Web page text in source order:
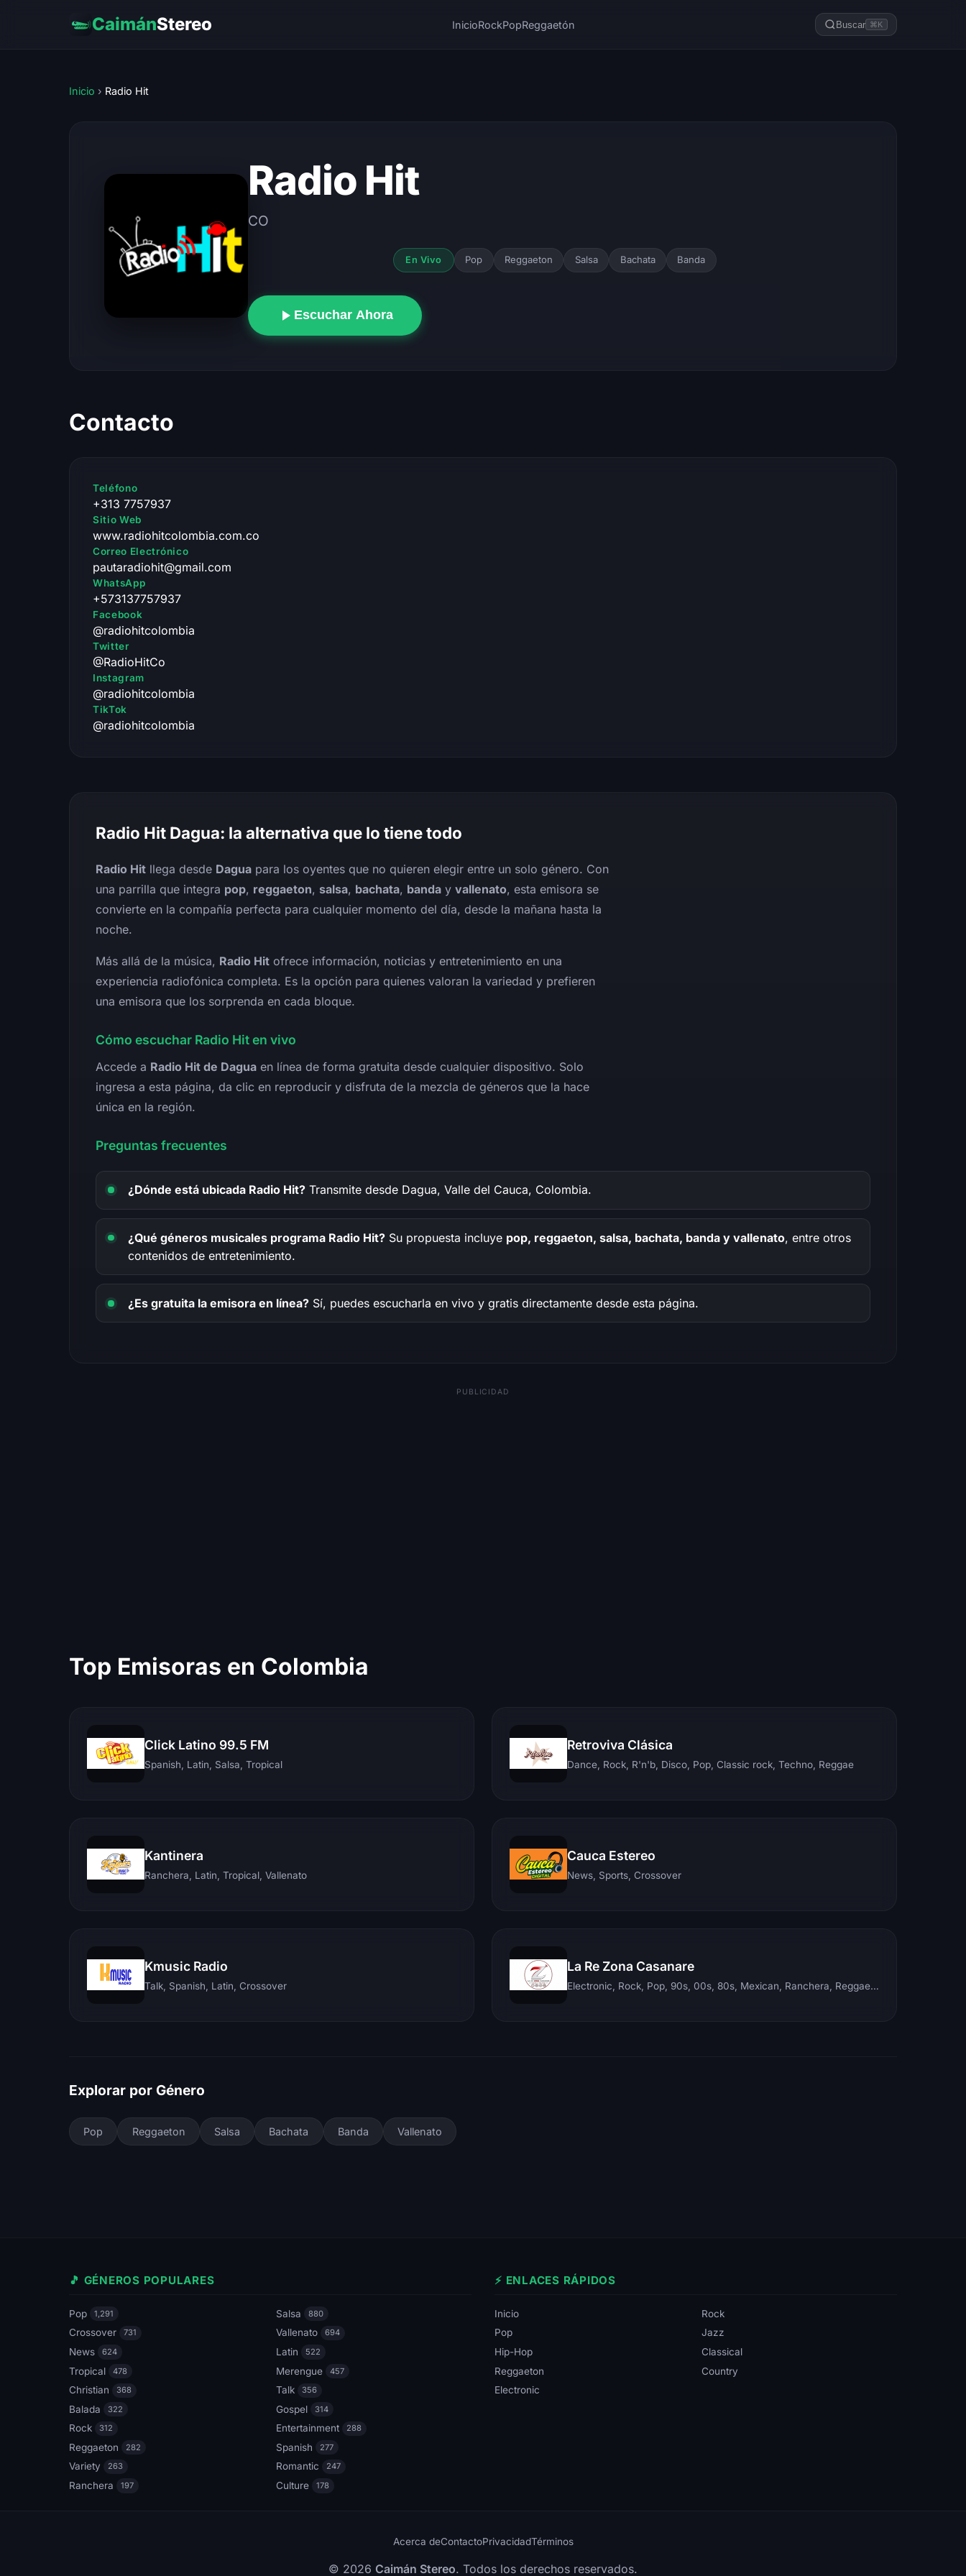
CaimánStereo InicioRockPopReggaetón Buscar ⌘K
Inicio › Radio Hit
Radio Hit
CO
En Vivo Pop Reggaeton Salsa Bachata Banda
Escuchar Ahora
Contacto
Teléfono
+313 7757937
Sitio Web
www.radiohitcolombia.com.co
Correo Electrónico
pautaradiohit@gmail.com
WhatsApp
+573137757937
Facebook
@radiohitcolombia
Twitter
@RadioHitCo
Instagram
@radiohitcolombia
TikTok
@radiohitcolombia
Radio Hit Dagua: la alternativa que lo tiene todo
Radio Hit llega desde Dagua para los oyentes que no quieren elegir entre un solo género. Con
una parrilla que integra pop, reggaeton, salsa, bachata, banda y vallenato, esta emisora se
convierte en la compañía perfecta para cualquier momento del día, desde la mañana hasta la
noche.
Más allá de la música, Radio Hit ofrece información, noticias y entretenimiento en una
experiencia radiofónica completa. Es la opción para quienes valoran la variedad y prefieren
una emisora que los sorprenda en cada bloque.
Cómo escuchar Radio Hit en vivo
Accede a Radio Hit de Dagua en línea de forma gratuita desde cualquier dispositivo. Solo
ingresa a esta página, da clic en reproducir y disfruta de la mezcla de géneros que la hace
única en la región.
Preguntas frecuentes
¿Dónde está ubicada Radio Hit? Transmite desde Dagua, Valle del Cauca, Colombia.
¿Qué géneros musicales programa Radio Hit? Su propuesta incluye pop, reggaeton, salsa, bachata, banda y vallenato, entre otros
contenidos de entretenimiento.
¿Es gratuita la emisora en línea? Sí, puedes escucharla en vivo y gratis directamente desde esta página.
PUBLICIDAD
Top Emisoras en Colombia
Click Latino 99.5 FM
Spanish, Latin, Salsa, Tropical
Retroviva Clásica
Dance, Rock, R'n'b, Disco, Pop, Classic rock, Techno, Reggae
Kantinera
Ranchera, Latin, Tropical, Vallenato
Cauca Estereo
News, Sports, Crossover
Kmusic Radio
Talk, Spanish, Latin, Crossover
La Re Zona Casanare
Electronic, Rock, Pop, 90s, 00s, 80s, Mexican, Ranchera, Reggaeton, Instrumental, Salsa, Merengue, Tropical, Romantic, Vallenato, Llanera
Explorar por Género
Pop Reggaeton Salsa Bachata Banda Vallenato
🎵 GÉNEROS POPULARES
Pop 1,291 Salsa 880
Crossover 731 Vallenato 694
News 624 Latin 522
Tropical 478 Merengue 457
Christian 368 Talk 356
Balada 322 Gospel 314
Rock 312 Entertainment 288
Reggaeton 282 Spanish 277
Variety 263 Romantic 247
Ranchera 197 Culture 178
⚡ ENLACES RÁPIDOS
Inicio
Rock
Pop
Jazz
Hip-Hop
Classical
Reggaeton
Country
Electronic
Acerca deContactoPrivacidadTérminos
© 2026 Caimán Stereo. Todos los derechos reservados.